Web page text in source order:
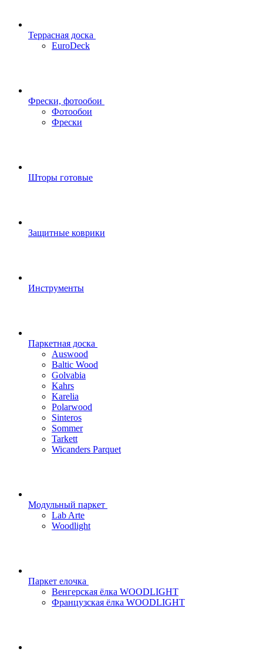
Террасная доска
EuroDeck
Фрески, фотообои
Фотообои
Фрески
Шторы готовые
Защитные коврики
Инструменты
Паркетная доска
Auswood
Baltic Wood
Golvabia
Kahrs
Karelia
Polarwood
Sinteros
Sommer
Tarkett
Wicanders Parquet
Модульный паркет
Lab Arte
Woodlight
Паркет елочка
Венгерская ёлка WOODLIGHT
Французская ёлка WOODLIGHT